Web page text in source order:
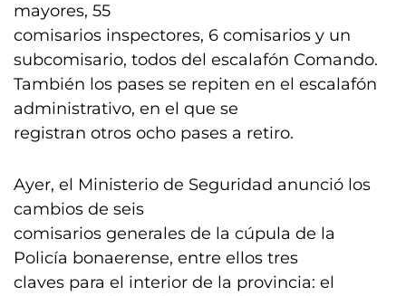
mayores, 55
comisarios inspectores, 6 comisarios y un
subcomisario, todos del escalafón Comando.
También los pases se repiten en el escalafón
administrativo, en el que se
registran otros ocho pases a retiro.
Ayer, el Ministerio de Seguridad anunció los
cambios de seis
comisarios generales de la cúpula de la
Policía bonaerense, entre ellos tres
claves para el interior de la provincia: el